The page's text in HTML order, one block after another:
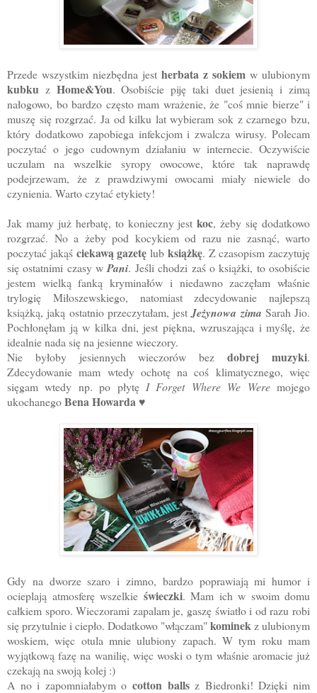
Przede wszystkim niezbędna jest herbata z sokiem w ulubionym
kubku zHome&You. Osobiście piję taki duet jesienią i zimą
nałogowo, bo bardzo często mam wrażenie, że "coś mnie bierze" i
muszę się rozgrzać. Ja od kilku lat wybieram sok z czarnego bzu,
który dodatkowo zapobiega infekcjom i zwalcza wirusy. Polecam
poczytać o jego cudownym działaniu w internecie. Oczywiście
uczulam na wszelkie syropy owocowe, które tak naprawdę
podejrzewam, że z prawdziwymi owocami miały niewiele do
czynienia. Warto czytać etykiety!
Jak mamy już herbatę, to konieczny jestkoc, żeby się dodatkowo
rozgrzać. No a żeby pod kocykiem od razu nie zasnąć, warto
poczytać jakąś ciekawą gazetę lub książkę. Z czasopism zaczytuję
się ostatnimi czasy wPani. Jeśli chodzi zaś o książki, to osobiście
jestem wielką fanką kryminałów i niedawno zaczęłam właśnie
trylogię Miłoszewskiego, natomiast zdecydowanie najlepszą
książką, jaką ostatnio przeczytałam, jest Jeżynowa zima Sarah Jio.
Pochłonęłam ją w kilka dni, jest piękna, wzruszająca i myślę, że
idealnie nada się na jesienne wieczory.
Nie byłoby jesiennych wieczorów bezdobrej muzyki.
Zdecydowanie mam wtedy ochotę na coś klimatycznego, więc
sięgam wtedy np. po płytę I Forget Where We Weremojego
ukochanegoBena Howarda ♥
Gdy na dworze szaro i zimno, bardzo poprawiają mi humor i
ocieplają atmosferę wszelkie świeczki. Mam ich w swoim domu
całkiem sporo. Wieczorami zapalam je, gaszę światło i od razu robi
się przytulnie i ciepło. Dodatkowo "włączam" kominek z ulubionym
woskiem, więc otula mnie ulubiony zapach. W tym roku mam
wyjątkową fazę na wanilię, więc woski o tym właśnie aromacie już
czekają na swoją kolej :)
A no i zapomniałabym o cotton ballsz Biedronki! Dzięki nim